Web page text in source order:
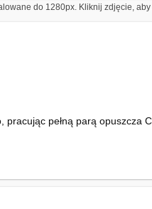
do 1280px. Kliknij zdjęcie,
pracując pełną parą opuszcza